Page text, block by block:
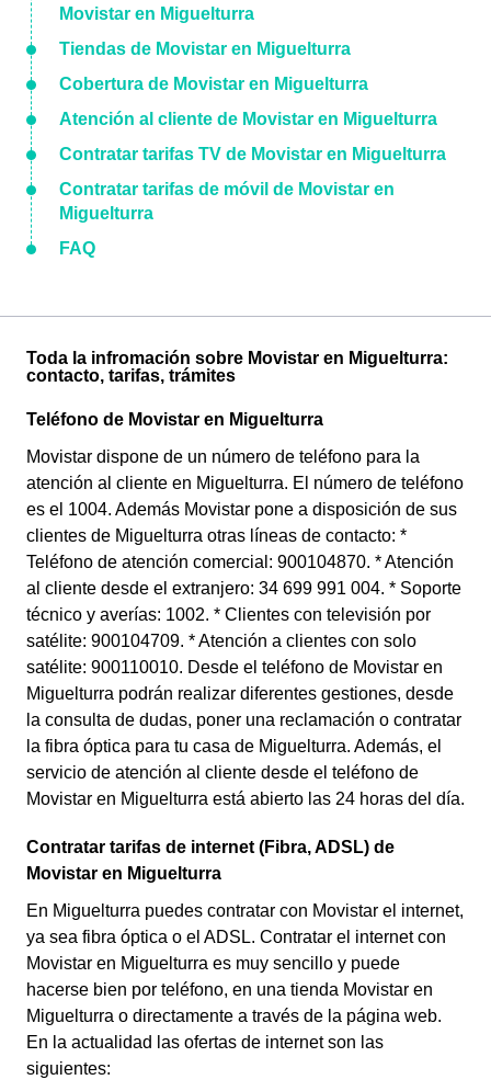
Movistar en Miguelturra
Tiendas de Movistar en Miguelturra
Cobertura de Movistar en Miguelturra
Atención al cliente de Movistar en Miguelturra
Contratar tarifas TV de Movistar en Miguelturra
Contratar tarifas de móvil de Movistar en
Miguelturra
FAQ
Toda la infromación sobre Movistar en Miguelturra:
contacto, tarifas, trámites
Teléfono de Movistar en Miguelturra
Movistar dispone de un número de teléfono para la
atención al cliente en Miguelturra. El número de teléfono
es el 1004. Además Movistar pone a disposición de sus
clientes de Miguelturra otras líneas de contacto: *
Teléfono de atención comercial: 900104870. * Atención
al cliente desde el extranjero: 34 699 991 004. * Soporte
técnico y averías: 1002. * Clientes con televisión por
satélite: 900104709. * Atención a clientes con solo
satélite: 900110010. Desde el teléfono de Movistar en
Miguelturra podrán realizar diferentes gestiones, desde
la consulta de dudas, poner una reclamación o contratar
la fibra óptica para tu casa de Miguelturra. Además, el
servicio de atención al cliente desde el teléfono de
Movistar en Miguelturra está abierto las 24 horas del día.
Contratar tarifas de internet (Fibra, ADSL) de
Movistar en Miguelturra
En Miguelturra puedes contratar con Movistar el internet,
ya sea fibra óptica o el ADSL. Contratar el internet con
Movistar en Miguelturra es muy sencillo y puede
hacerse bien por teléfono, en una tienda Movistar en
Miguelturra o directamente a través de la página web.
En la actualidad las ofertas de internet son las
siguientes: